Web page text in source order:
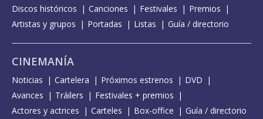
Discos históricos
Canciones Festivales
Premios
Artistas y grupos
Portadas Listas Guía / directorio
CINEMANÍA
Noticias Cartelera Próximos estrenos
DVD
Avances
Tráilers
Festivales + premios
Actores y actrices
Carteles Box-office Guía / directorio